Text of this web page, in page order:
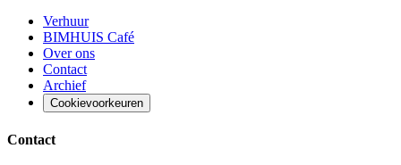
Verhuur
BIMHUIS Café
Over ons
Contact
Archief
Cookievoorkeuren
Contact